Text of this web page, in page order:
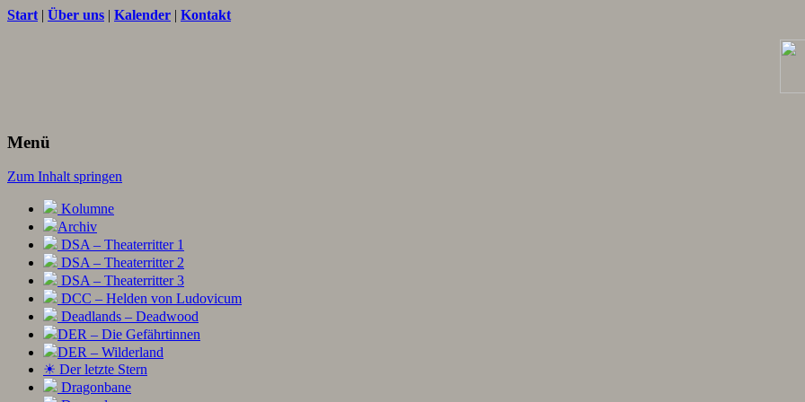
Start | Über uns | Kalender | Kontakt
Menü
Zum Inhalt springen
Kolumne
Archiv
DSA – Theaterritter 1
DSA – Theaterritter 2
DSA – Theaterritter 3
DCC – Helden von Ludovicum
Deadlands – Deadwood
DER – Die Gefährtinnen
DER – Wilderland
☀ Der letzte Stern
Dragonbane